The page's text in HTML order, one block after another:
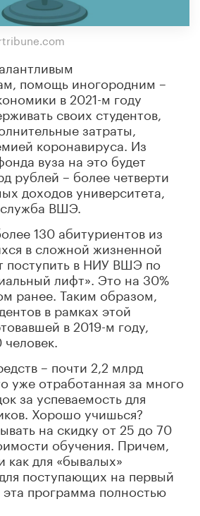
помощь иногородним –
в 2021-м году
своих студентов,
затраты,
коронавируса. Из
вуза на это будет
рублей – более четверти
доходов университета,
ВШЭ.
130 абитуриентов из
в сложной жизненной
поступить в НИУ ВШЭ по
лифт». Это на 30%
ранее. Таким образом,
в рамках этой
в 2019-м году,
– почти 2,2 млрд
уже отработанная за много
за успеваемость для
Хорошо учишься?
на скидку от 25 до 70
обучения. Причем,
как для «бывалых»
поступающих на первый
эта программа полностью